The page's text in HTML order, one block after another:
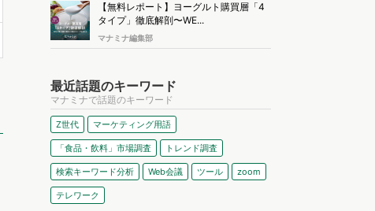
【無料レポート】ヨーグルト購買層「4
タイプ」徹底解剖〜WE...
マナミナ編集部
最近話題のキーワード
マナミナで話題のキーワード
Z世代 マーケティング用語
「食品・飲料」市場調査 トレンド調査
検索キーワード分析 Web会議 ツール zoom
テレワーク